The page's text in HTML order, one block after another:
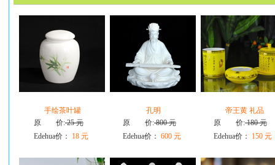
手绘茶叶罐
原 价:25 元
Edehua价：
18 元
孔明
原 价:800 元
Edehua价： 600 元
帝王黄 礼品
原 价:180 元
Edehua价：
150 元